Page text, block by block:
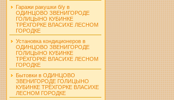
Гаражи ракушки б/у в
ОДИНЦОВО ЗВЕНИГОРОДЕ
ГОЛИЦЫНО КУБИНКЕ
ТРЁХГОРКЕ ВЛАСИХЕ ЛЕСНОМ
ГОРОДКЕ
Установка кондиционеров в
ОДИНЦОВО ЗВЕНИГОРОДЕ
ГОЛИЦЫНО КУБИНКЕ
ТРЁХГОРКЕ ВЛАСИХЕ ЛЕСНОМ
ГОРОДКЕ
Бытовки в ОДИНЦОВО
ЗВЕНИГОРОДЕ ГОЛИЦЫНО
КУБИНКЕ ТРЁХГОРКЕ ВЛАСИХЕ
ЛЕСНОМ ГОРОДКЕ